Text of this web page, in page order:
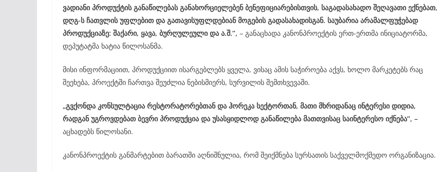
ვადიანი პროდუქტის განაწილებას განახორციელებენ ბენეფიციარებისთვის, საგადასახადო შეღავათი ექნებათ,
დღგ-ს ჩათვლის უფლებით და გათავისუფლდებიან მოგების გადასახადისგან. საუბარია არამალფუჭებად
პროდუქციაზე: შაქარი, ყავა, ბურღულეული და ა.შ.“, – განაცხადა კანონპროექტის ერთ-ერთმა ინიციატორმა,
დეპუტატმა ხატია წილოსანმა.
მისი ინფორმაციით, პროდუქციით ისარგებლებს ყველა, ვისაც ამის საჭიროება აქვს, ხოლო მარკეტებს რაც
შეეხება, პროექტში ჩართვა შეუძლია ნებისმიერს, სურვილის შემთხვევაში.
„გვქონდა კონსულტაცია რესტორატორებთან და ჰორეკა სექტორთან, მათი მხრიდანაც ინტერესი დიდია,
რადგან უგროვდებათ ბევრი პროდუქცია და უსასყიდლოდ განაწილება მათთვისაც საინტერესო იქნება“, –
აცხადებს წილოსანი.
კანონპროექტის განმარტებით ბარათში აღნიშნულია, რომ შეიქმნება სურსათის საქველმოქმედო ორგანიზაცია.